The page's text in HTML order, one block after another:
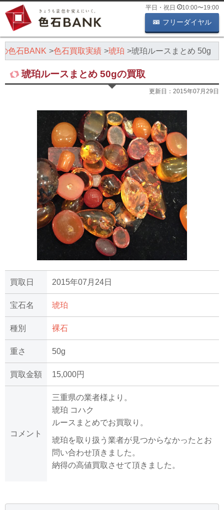
平日・祝日 10:00〜19:00
フリーダイヤル
色石BANK 色石買取実績 琥珀 琥珀ルースまとめ 50g
琥珀ルースまとめ 50gの買取
更新日： 2015年07月29日
買取日 2015年07月24日
宝石名 琥珀
種別 裸石
重さ 50g
買取金額 15,000円
コメント
三重県の業者様より。
琥珀 コハク
ルースまとめでお買取り。
琥珀を取り扱う業者が見つからなかったとお
問い合わせ頂きました。
納得の高値買取させて頂きました。